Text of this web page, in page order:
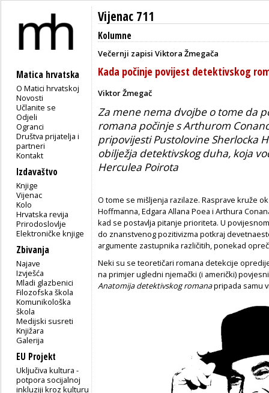
Matica hrvatska
O Matici hrvatskoj
Novosti
Učlanite se
Odjeli
Ogranci
Društva prijatelja i
partneri
Kontakt
Izdavaštvo
Knjige
Vijenac
Kolo
Hrvatska revija
Prirodoslovlje
Elektroničke knjige
Zbivanja
Najave
Izvješća
Mladi glazbenici
Filozofska škola
Komunikološka
škola
Medijski susreti
Knjižara
Galerija
EU Projekt
Uključiva kultura -
potpora socijalnoj
inkluziji kroz kulturu
Vijenac 711
Kolumne
Večernji zapisi Viktora Žmegača
Kada počinje povijest detektivskog
Viktor Žmegač
Za mene nema dvojbe o tome da
romana počinje s Arthurom
pripovijesti Pustolovine Sherlocka
obilježja detektivskog duha, koja
Herculea Poirota
O tome se mišljenja razilaze. Rasprave kruže
Hoffmanna, Edgara Allana Poea i Arthura
kad se postavlja pitanje prioriteta. U
do znanstvenog pozitivizma potkraj
argumente zastupnika različitih, ponekad
Neki su se teoretičari romana detekcije
na primjer ugledni njemački (i američki)
Anatomija detektivskog romanapripada samu